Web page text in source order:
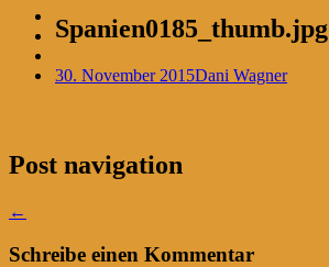
Spanien0185_thumb.jpg
30. November 2015Dani Wagner
Post navigation
←
Schreibe einen Kommentar